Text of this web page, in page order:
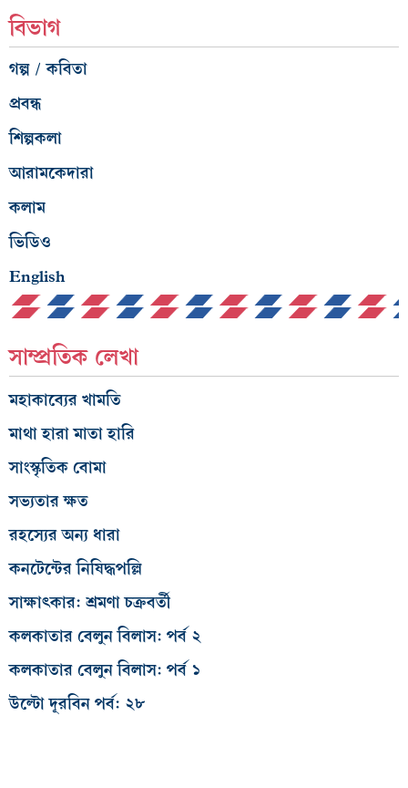
বিভাগ
গল্প / কবিতা
প্রবন্ধ
শিল্পকলা
আরামকেদারা
কলাম
ভিডিও
English
সাম্প্রতিক লেখা
মহাকাব্যের খামতি
মাথা হারা মাতা হারি
সাংস্কৃতিক বোমা
সভ্যতার ক্ষত
রহস্যের অন্য ধারা
কনটেন্টের নিষিদ্ধপল্লি
সাক্ষাৎকার: শ্রমণা চক্রবর্তী
কলকাতার বেলুন বিলাস: পর্ব ২
কলকাতার বেলুন বিলাস: পর্ব ১
উল্টো দূরবিন পর্ব: ২৮